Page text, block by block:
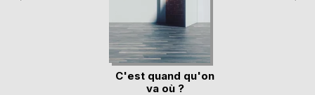
C'est quand qu'on
va où ?